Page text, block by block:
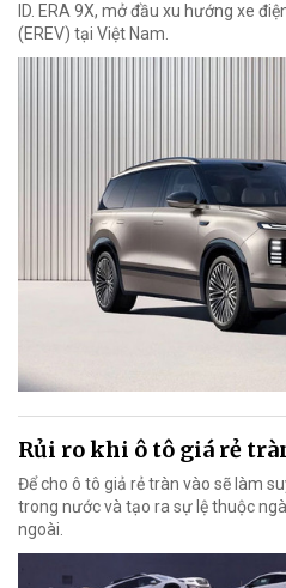
ID. ERA 9X, mở đầu xu hướng xe
(EREV) tại Việt Nam.
Rủi ro khi ô tô giá rẻ
Để cho ô tô giả rẻ tràn vào sẽ làm
trong nước và tạo ra sự lệ thuộc
ngoài.